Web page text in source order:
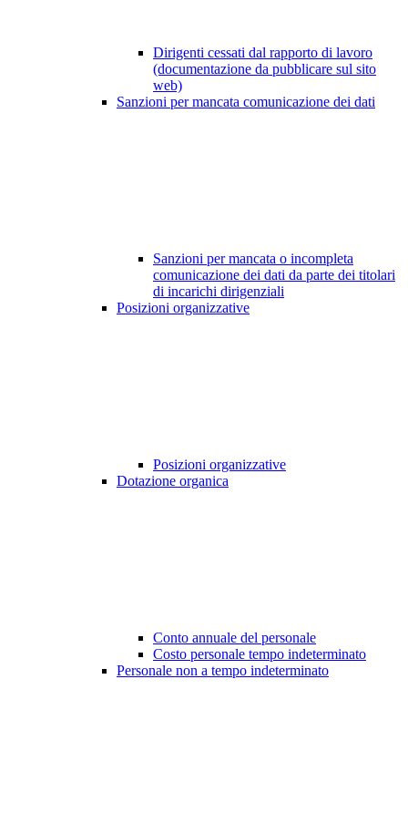
Dirigenti cessati dal rapporto di lavoro
(documentazione da pubblicare sul sito
web)
Sanzioni per mancata comunicazione dei dati
Sanzioni per mancata o incompleta
comunicazione dei dati da parte dei titolari
di incarichi dirigenziali
Posizioni organizzative
Posizioni organizzative
Dotazione organica
Conto annuale del personale
Costo personale tempo indeterminato
Personale non a tempo indeterminato